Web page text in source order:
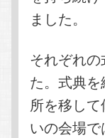
ました。
それぞれ
た。式典
所を移し
いの会場